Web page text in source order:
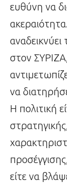
ευθύνη να
στον
να
Η πολιτική
είτε να